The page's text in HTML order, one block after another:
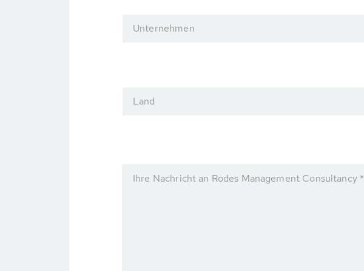
Unternehmen
Land
Ihre Nachricht an Rodes Management Consultancy *